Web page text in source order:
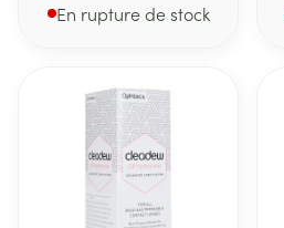
En rupture de stock